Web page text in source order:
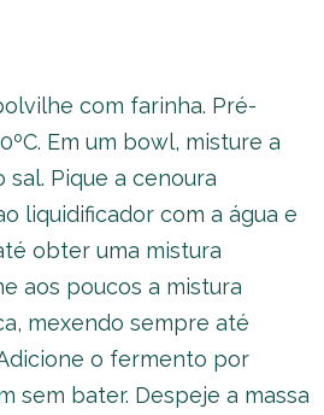
com farinha. Pré-
Em um bowl, misture a
sal. Pique a cenoura
liquidificador com a água e
obter uma mistura
aos poucos a mistura
mexendo sempre até
o fermento por
sem bater. Despeje a massa